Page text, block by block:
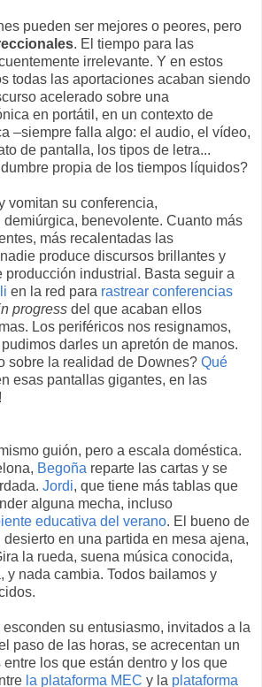
pueden ser mejores o peores, pero
. El tiempo para las
irrelevante. Y en estos
todas las aportaciones acaban siendo
acelerado sobre una
en portátil, en un contexto de
–siempre falla algo: el audio, el vídeo,
de pantalla, los tipos de letra...
propia de los tiempos líquidos?
vomitan su conferencia,
benevolente. Cuanto más
más recalentadas las
produce discursos brillantes y
producción industrial. Basta seguir a
en la red para rastrear conferencias
progress del que acaban ellos
Los periféricos nos resignamos,
darles un apretón de manos.
sobre la realidad de Downes? Qué
esas pantallas gigantes, en las
guión, pero a escala doméstica.
Begoña reparte las cartas y se
Jordi, que tiene más tablas que
alguna mecha, incluso
educativa del verano. El bueno de
desierto en una partida en mesa ajena,
la rueda, suena música conocida,
y nada cambia. Todos bailamos y
su entusiasmo, invitados a la
paso de las horas, se acrecentan un
los que están dentro y los que
la plataforma MEC y la plataforma